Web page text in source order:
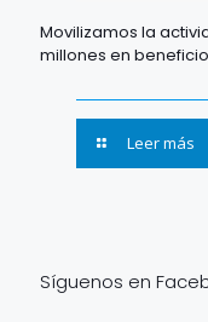
Movilizamos la
millones en
Leer más
Síguenos en